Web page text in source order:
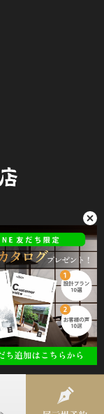
Reserved.